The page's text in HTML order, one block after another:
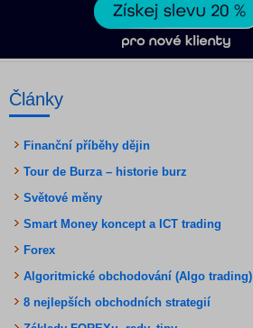
Články
Finanční příběhy dějin
Tour de Burza – historie burz
Světové měny
Smart Money koncept a ICT trading
Forex
Algoritmické obchodování (Algo trading)
8 nejlepších obchodních strategií